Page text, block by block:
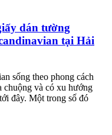
dán tường
tại Hải
sống theo phong cách
chuộng và có xu hướng
đây. Một trong số đó